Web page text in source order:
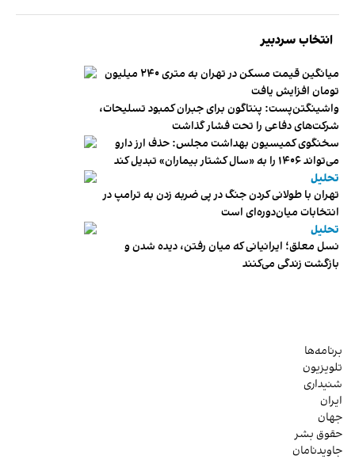
انتخاب سردبیر
میانگین قیمت مسکن در تهران به متری ۲۴۰ میلیون
تومان افزایش یافت
واشینگتن‌پست: پنتاگون برای جبران کمبود تسلیحات،
شرکت‌های دفاعی را تحت فشار گذاشت
سخنگوی کمیسیون بهداشت مجلس: حذف ارز دارو
می‌تواند ۱۴۰۶ را به «سال کشتار بیماران» تبدیل کند
تحلیل
تهران با طولانی کردن جنگ در پی ضربه زدن به ترامپ در
انتخابات میان‌دوره‌ای است
تحلیل
نسل معلق؛ ایرانیانی که میان رفتن، دیده شدن و
بازگشت زندگی می‌کنند
برنامه‌ها
تلویزیون
شنیداری
ایران
جهان
حقوق بشر
جاویدنامان